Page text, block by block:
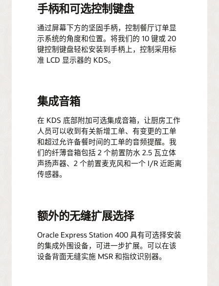
手柄和可选控制键盘
通过屏幕下方的坚固手柄，控制餐厅订单显
示系统的角度和位置。将我们的 10 键或 20
键控制键盘轻松安装到手柄上，控制采用标
准 LCD 显示器的 KDS。
集成音箱
在 KDS 底部附加可选集成音箱，让厨房工作
人员可以收到有关新增工单、有变更的工单
和超过允许备餐时间的工单的音频提醒。我
们的纤薄音箱包括 2 个前置防水 2.5 瓦立体
声扬声器、2 个前置麦克风和一个 I/R 近距离
传感器。
额外的无缝扩展选择
Oracle Express Station 400 具有可选择安装
的集成外围设备，可进一步扩展。可以在该
设备背面无缝实施 MSR 和指纹识别器。